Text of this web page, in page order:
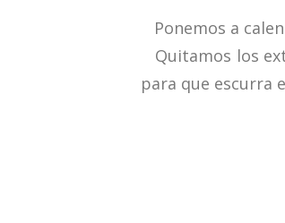
Ponemos a
Quitamos los
para que escurra